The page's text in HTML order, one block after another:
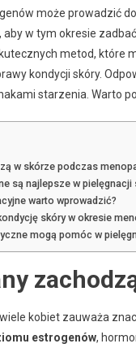
może prowadzić
aby w tym okresie
metod, które
kondycji skóry.
starzenia. Warto
w skórze podczas
są najlepsze w pielęgnacji
warto wprowadzić?
skóry w okresie
mogą pomóc w
kobiet zauważa
estrogenów,